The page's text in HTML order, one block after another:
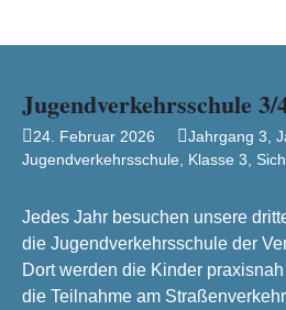
Jugendverkehrsschule 3/
24. Februar 2026 Jahrgang 3
Jugendverkehrsschule
Klasse 3
Jedes Jahr besuchen unsere
die Jugendverkehrsschule der
Dort werden die Kinder
die Teilnahme am